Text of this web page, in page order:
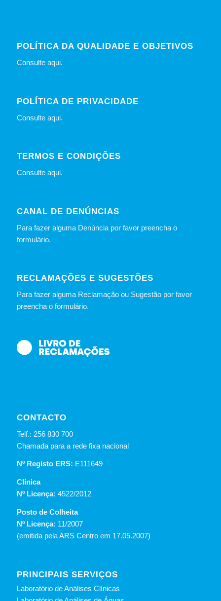
POLÍTICA DA QUALIDADE E OBJETIVOS
Consulte aqui.
POLÍTICA DE PRIVACIDADE
Consulte aqui.
TERMOS E CONDIÇÕES
Consulte aqui.
CANAL DE DENÚNCIAS
Para fazer alguma Denúncia por favor preencha o
formulário.
RECLAMAÇÕES E SUGESTÕES
Para fazer alguma Reclamação ou Sugestão por favor
preencha o formulário.
CONTACTO
Telf.: 256 830 700
Chamada para a rede fixa nacional
Nº Registo ERS: E111649
Clínica
Nº Licença: 4522/2012
Posto de Colheita
Nº Licença: 11/2007
(emitida pela ARS Centro em 17.05.2007)
PRINCIPAIS SERVIÇOS
Laboratório de Análises Clínicas